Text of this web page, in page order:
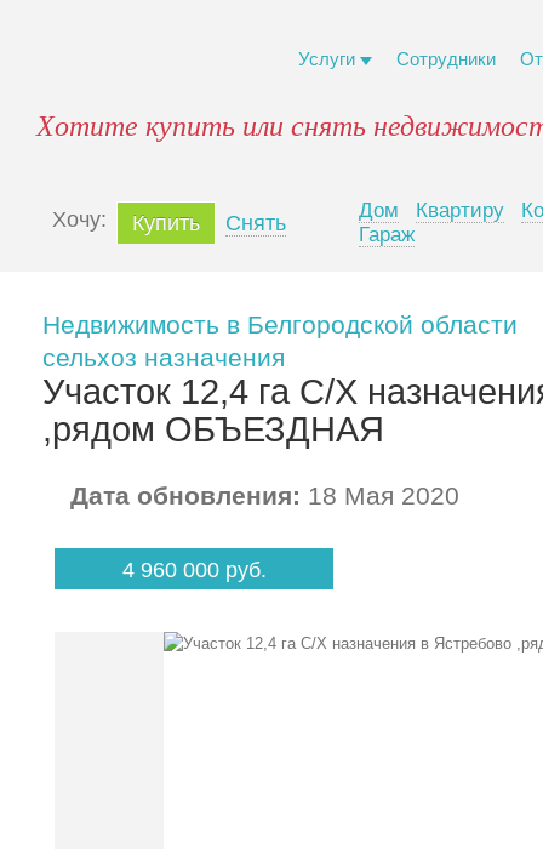
Услуги Сотрудники
Хотите купить или снять
Xочу: Купить Снять
Дом Квартиру
Гараж
Недвижимость в Белгородской области
сельхоз назначения
Участок 12,4 га С/Х
,рядом ОБЪЕЗДНАЯ
Дата обновления: 18 Мая 2020
4 960 000 руб.